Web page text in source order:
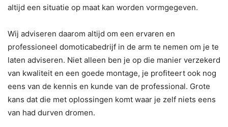
altijd een situatie op maat kan worden vormgegeven.
Wij adviseren daarom altijd om een ervaren en
professioneel domoticabedrijf in de arm te nemen om je te
laten adviseren. Niet alleen ben je op die manier verzekerd
van kwaliteit en een goede montage, je profiteert ook nog
eens van de kennis en kunde van de professional. Grote
kans dat die met oplossingen komt waar je zelf niets eens
van had durven dromen.